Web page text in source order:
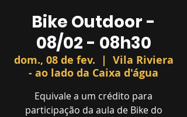
Bike Outdoor -
08/02 - 08h30
dom., 08 de fev.
  |
Vila Riviera
- ao lado da Caixa d'água
Equivale a um crédito para
participação da aula de Bike do